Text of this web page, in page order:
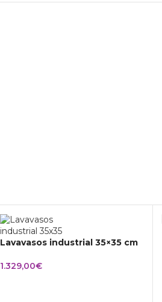
Lavavasos industrial 35×35 cm
1.329,00€